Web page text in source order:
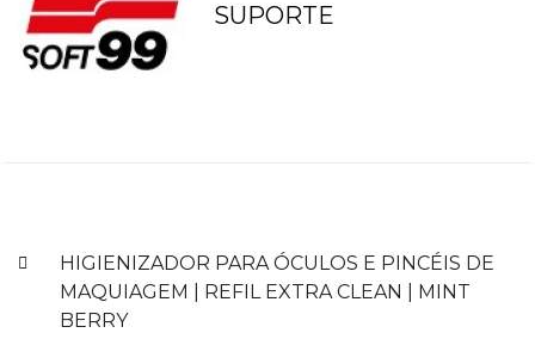
SUPORTE
HIGIENIZADOR PARA ÓCULOS E PINCÉIS DE
MAQUIAGEM | REFIL EXTRA CLEAN | MINT
BERRY